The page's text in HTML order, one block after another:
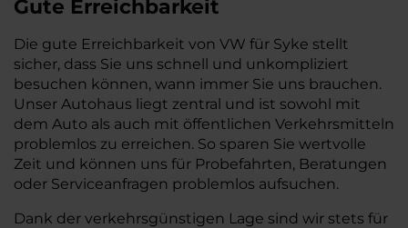
Gute Erreichbarkeit
Die gute Erreichbarkeit von VW für Syke stellt
sicher, dass Sie uns schnell und unkompliziert
besuchen können, wann immer Sie uns brauchen.
Unser Autohaus liegt zentral und ist sowohl mit
dem Auto als auch mit öffentlichen Verkehrsmitteln
problemlos zu erreichen. So sparen Sie wertvolle
Zeit und können uns für Probefahrten, Beratungen
oder Serviceanfragen problemlos aufsuchen.
Dank der verkehrsgünstigen Lage sind wir stets für